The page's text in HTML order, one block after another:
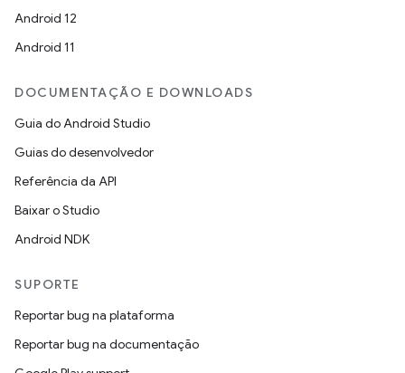
Android 12
Android 11
DOCUMENTAÇÃO E DOWNLOADS
Guia do Android Studio
Guias do desenvolvedor
Referência da API
Baixar o Studio
Android NDK
SUPORTE
Reportar bug na plataforma
Reportar bug na documentação